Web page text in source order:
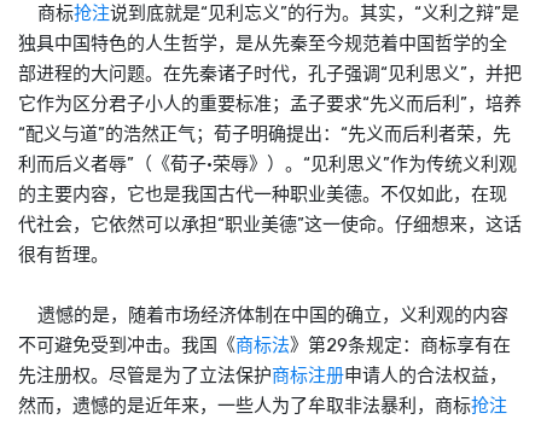
商标抢注说到底就是“见利忘义”的行为。其实，“义利之辩”是
独具中国特色的人生哲学，是从先秦至今规范着中国哲学的全
部进程的大问题。在先秦诸子时代，孔子强调“见利思义”，并把
它作为区分君子小人的重要标准；孟子要求“先义而后利”，培养
“配义与道”的浩然正气；荀子明确提出：“先义而后利者荣，先
利而后义者辱”（《荀子·荣辱》）。“见利思义”作为传统义利观
的主要内容，它也是我国古代一种职业美德。不仅如此，在现
代社会，它依然可以承担“职业美德”这一使命。仔细想来，这话
很有哲理。
遗憾的是，随着市场经济体制在中国的确立，义利观的内容
不可避免受到冲击。我国《商标法》第29条规定：商标享有在
先注册权。尽管是为了立法保护商标注册申请人的合法权益，
然而，遗憾的是近年来，一些人为了牟取非法暴利，商标抢注